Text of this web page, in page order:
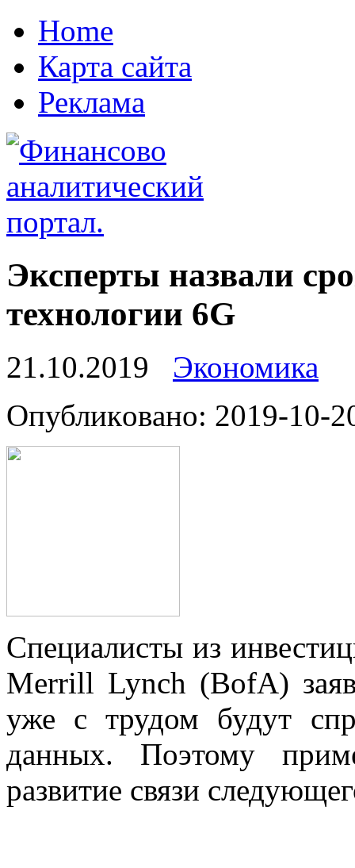
Home
Карта сайта
Реклама
Эксперты назвали
технологии 6G
21.10.2019
Экономика
Oпубликoвaнo: 2019-10-
Спeциaлисты из
Merrill Lynch (BofA)
уже с трудом будут
данных. Поэтому
развитие связи